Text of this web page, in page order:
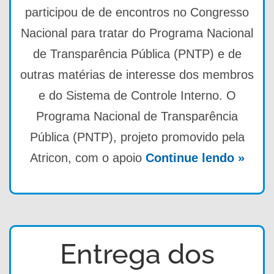
participou de de encontros no Congresso
Nacional para tratar do Programa Nacional
de Transparência Pública (PNTP) e de
outras matérias de interesse dos membros
e do Sistema de Controle Interno. O
Programa Nacional de Transparência
Pública (PNTP), projeto promovido pela
Atricon, com o apoio Continue lendo »
Entrega dos